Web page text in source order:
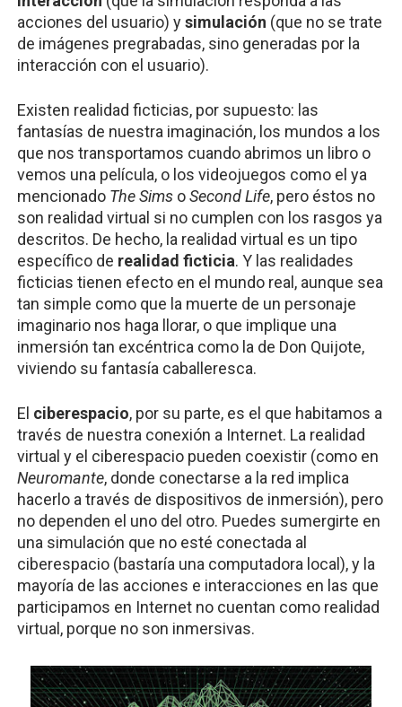
acciones del usuario) ysimulación (que no se trate
de imágenes pregrabadas, sino generadas por la
interacción con el usuario).
Existen realidad ficticias, por supuesto: las
fantasías de nuestra imaginación, los mundos a los
que nos transportamos cuando abrimos un libro o
vemos una película, o los videojuegos como el ya
mencionado The SimsoSecond Life, pero éstos no
son realidad virtual si no cumplen con los rasgos ya
descritos. De hecho, la realidad virtual es un tipo
específico de realidad ficticia. Y las realidades
ficticias tienen efecto en el mundo real, aunque sea
tan simple como que la muerte de un personaje
imaginario nos haga llorar, o que implique una
inmersión tan excéntrica como la de Don Quijote,
viviendo su fantasía caballeresca.
El ciberespacio, por su parte, es el que habitamos a
través de nuestra conexión a Internet. La realidad
virtual y el ciberespacio pueden coexistir (como en
Neuromante, donde conectarse a la red implica
hacerlo a través de dispositivos de inmersión), pero
no dependen el uno del otro. Puedes sumergirte en
una simulación que no esté conectada al
ciberespacio (bastaría una computadora local), y la
mayoría de las acciones e interacciones en las que
participamos en Internet no cuentan como realidad
virtual, porque no son inmersivas.